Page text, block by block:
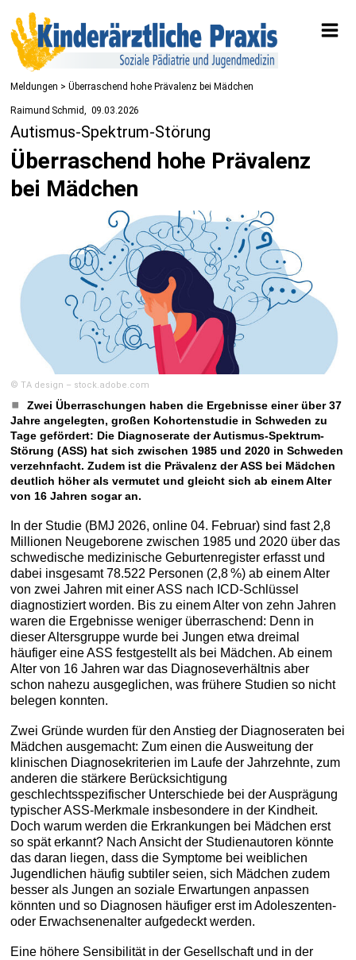
Meldungen > Überraschend hohe Prävalenz bei Mädchen
Raimund Schmid 09.03.2026
Autismus-Spektrum-Störung
Überraschend hohe Prävalenz
bei Mädchen
© TA design – stock.adobe.com
Zwei Überraschungen haben die Ergebnisse einer über 37
Jahre angelegten, großen Kohortenstudie in Schweden zu
Tage gefördert: Die Diagnoserate der Autismus-Spektrum-
Störung (ASS) hat sich zwischen 1985 und 2020 in Schweden
verzehnfacht. Zudem ist die Prävalenz der ASS bei Mädchen
deutlich höher als vermutet und gleicht sich ab einem Alter
von 16 Jahren sogar an.
In der Studie (BMJ 2026, online 04. Februar) sind fast 2,8
Millionen Neugeborene zwischen 1985 und 2020 über das
schwedische medizinische Geburtenregister erfasst und
dabei insgesamt 78.522 Personen (2,8 %) ab einem Alter
von zwei Jahren mit einer ASS nach ICD-Schlüssel
diagnostiziert worden. Bis zu einem Alter von zehn Jahren
waren die Ergebnisse weniger überraschend: Denn in
dieser Altersgruppe wurde bei Jungen etwa dreimal
häufiger eine ASS festgestellt als bei Mädchen. Ab einem
Alter von 16 Jahren war das Diagnoseverhältnis aber
schon nahezu ausgeglichen, was frühere Studien so nicht
belegen konnten.
Zwei Gründe wurden für den Anstieg der Diagnoseraten bei
Mädchen ausgemacht: Zum einen die Ausweitung der
klinischen Diagnosekriterien im Laufe der Jahrzehnte, zum
anderen die stärkere Berücksichtigung
geschlechtsspezifischer Unterschiede bei der Ausprägung
typischer ASS-Merkmale insbesondere in der Kindheit.
Doch warum werden die Erkrankungen bei Mädchen erst
so spät erkannt? Nach Ansicht der Studienautoren könnte
das daran liegen, dass die Symptome bei weiblichen
Jugendlichen häufig subtiler seien, sich Mädchen zudem
besser als Jungen an soziale Erwartungen anpassen
könnten und so Diagnosen häufiger erst im Adoleszenten-
oder Erwachsenenalter aufgedeckt werden.
Eine höhere Sensibilität in der Gesellschaft und in der